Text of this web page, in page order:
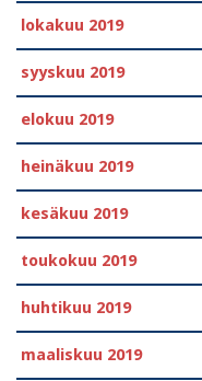
lokakuu 2019
syyskuu 2019
elokuu 2019
heinäkuu 2019
kesäkuu 2019
toukokuu 2019
huhtikuu 2019
maaliskuu 2019